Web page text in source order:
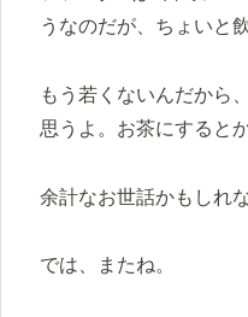
うなのだが、ちょいと
もう若くないんだから
思うよ。お茶にするとか
余計なお世話かもしれ
では、またね。